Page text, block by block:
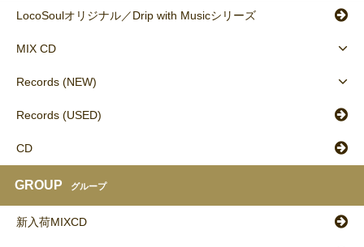
LocoSoulオリジナル／Drip with Musicシリーズ
MIX CD
Records (NEW)
Records (USED)
CD
GROUP グループ
新入荷MIXCD